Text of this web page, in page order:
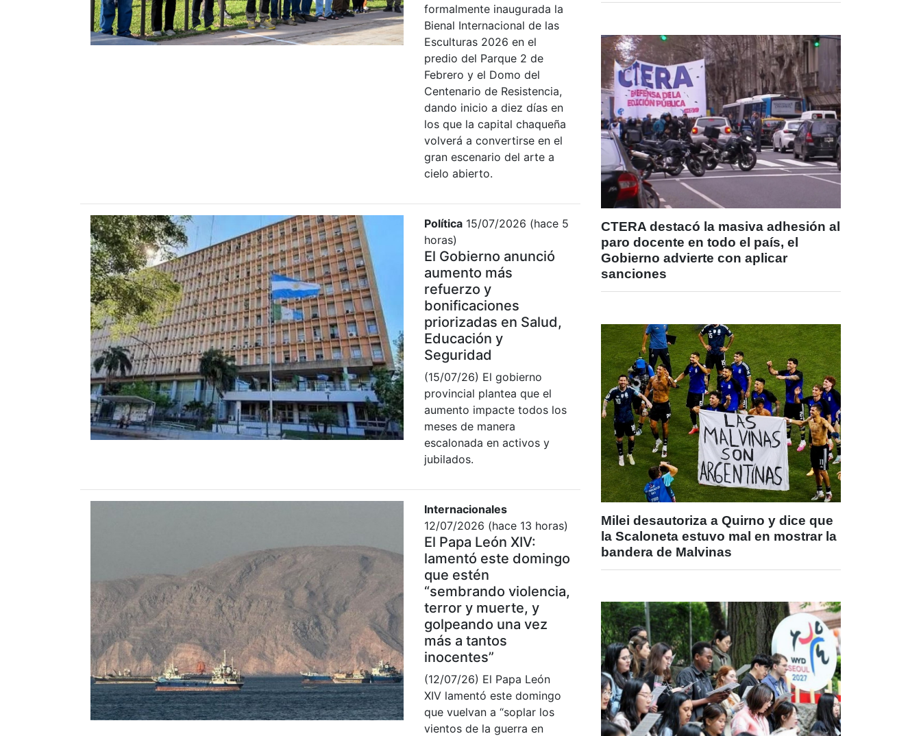
formalmente inaugurada la
Bienal Internacional de las
Esculturas 2026 en el
predio del Parque 2 de
Febrero y el Domo del
Centenario de Resistencia,
dando inicio a diez días en
los que la capital chaqueña
volverá a convertirse en el
gran escenario del arte a
cielo abierto.
Política 15/07/2026 (hace 5
horas)
El Gobierno anunció
aumento más
refuerzo y
bonificaciones
priorizadas en Salud,
Educación y
Seguridad
(15/07/26) El gobierno
provincial plantea que el
aumento impacte todos los
meses de manera
escalonada en activos y
jubilados.
Internacionales
12/07/2026 (hace 13 horas)
El Papa León XIV:
lamentó este domingo
que estén
“sembrando violencia,
terror y muerte, y
golpeando una vez
más a tantos
inocentes”
(12/07/26) El Papa León
XIV lamentó este domingo
que vuelvan a “soplar los
vientos de la guerra en
CTERA destacó la masiva adhesión al
paro docente en todo el país, el
Gobierno advierte con aplicar
sanciones
Milei desautoriza a Quirno y dice que
la Scaloneta estuvo mal en mostrar la
bandera de Malvinas